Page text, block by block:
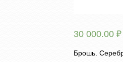
30 000.00 ₽
Брошь.